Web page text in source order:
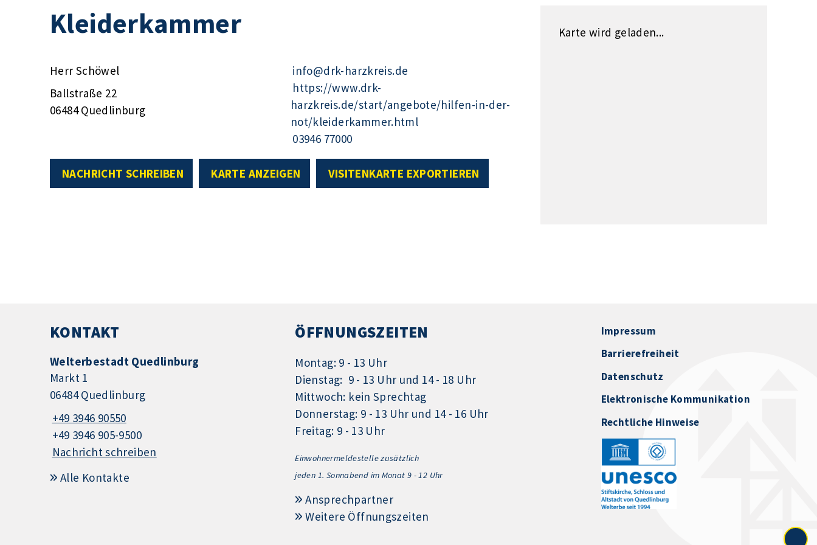
Kleiderkammer
Herr Schöwel
Ballstraße 22
06484 Quedlinburg
info@drk-harzkreis.de
https://www.drk-
harzkreis.de/start/angebote/hilfen-in-der-
not/kleiderkammer.html
03946 77000
NACHRICHT SCHREIBEN KARTE ANZEIGEN VISITENKARTE EXPORTIEREN
Karte wird geladen...
KONTAKT
Welterbestadt Quedlinburg
Markt 1
06484 Quedlinburg
+49 3946 90550
+49 3946 905-9500
Nachricht schreiben
Alle Kontakte
ÖFFNUNGSZEITEN
Montag: 9 - 13 Uhr
Dienstag: 9 - 13 Uhr und 14 - 18 Uhr
Mittwoch: kein Sprechtag
Donnerstag: 9 - 13 Uhr und 14 - 16 Uhr
Freitag: 9 - 13 Uhr
Einwohnermeldestelle zusätzlich
jeden 1. Sonnabend im Monat 9 - 12 Uhr
Ansprechpartner
Weitere Öffnungszeiten
Impressum
Barrierefreiheit
Datenschutz
Elektronische Kommunikation
Rechtliche Hinweise